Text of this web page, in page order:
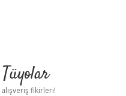
fikirleri!